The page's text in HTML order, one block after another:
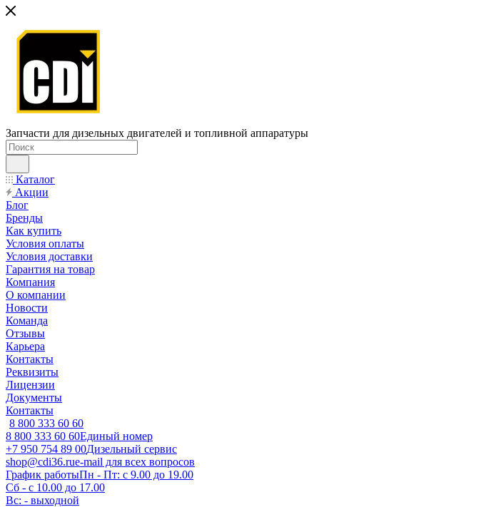
Запчасти для дизельных двигателей и топливной аппаратуры
Каталог
Акции
Блог
Бренды
Как купить
Условия оплаты
Условия доставки
Гарантия на товар
Компания
О компании
Новости
Команда
Отзывы
Карьера
Контакты
Реквизиты
Лицензии
Документы
Контакты
8 800 333 60 60
8 800 333 60 60Единый номер
+7 950 754 89 00Дизельный сервис
shop@cdi36.rue-mail для всех вопросов
График работыПн - Пт: с 9.00 до 19.00
Сб - с 10.00 до 17.00
Вс: - выходной